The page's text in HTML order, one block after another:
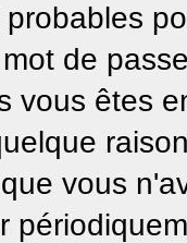
de
vous êtes
vous